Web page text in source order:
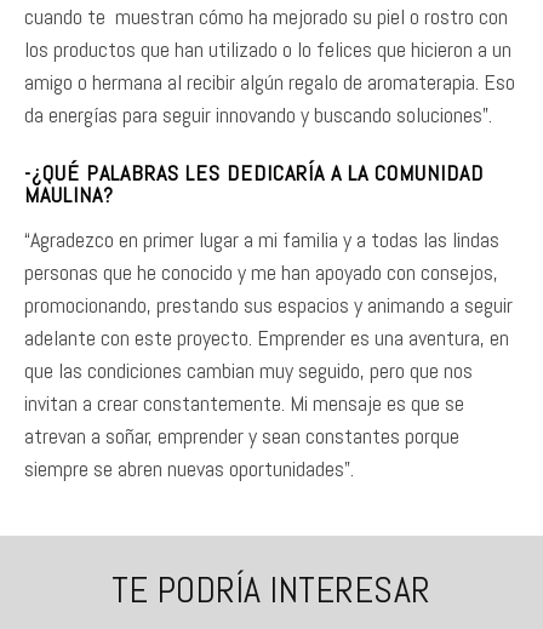
cuando te muestran cómo ha mejorado su piel o rostro con
los productos que han utilizado o lo felices que hicieron a un
amigo o hermana al recibir algún regalo de aromaterapia. Eso
da energías para seguir innovando y buscando soluciones”.
-¿QUÉ PALABRAS LES DEDICARÍA A LA COMUNIDAD
MAULINA?
“Agradezco en primer lugar a mi familia y a todas las lindas
personas que he conocido y me han apoyado con consejos,
promocionando, prestando sus espacios y animando a seguir
adelante con este proyecto. Emprender es una aventura, en
que las condiciones cambian muy seguido, pero que nos
invitan a crear constantemente. Mi mensaje es que se
atrevan a soñar, emprender y sean constantes porque
siempre se abren nuevas oportunidades”.
TE PODRÍA INTERESAR